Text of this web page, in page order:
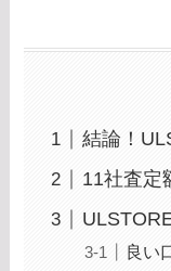
結論！
11社査定
良い